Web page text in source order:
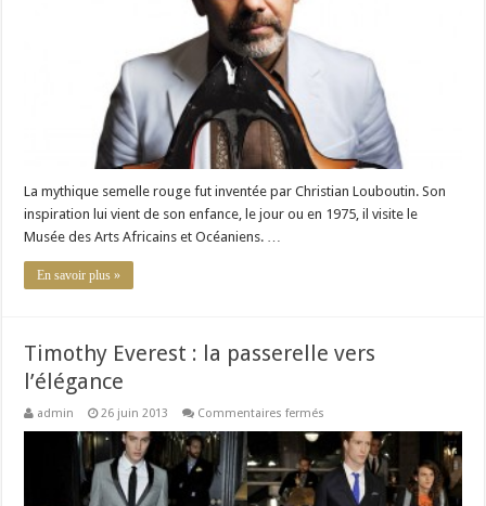
La mythique semelle rouge fut inventée par Christian Louboutin. Son
inspiration lui vient de son enfance, le jour ou en 1975, il visite le
Musée des Arts Africains et Océaniens. …
En savoir plus »
Timothy Everest : la passerelle vers
l’élégance
admin 26 juin 2013 Commentaires fermés
Everest
:
la
passerelle
vers